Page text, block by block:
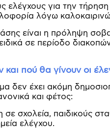
ελέγχους για την
λόγω
είναι η πρόληψη
σε περίοδο
πού θα γίνουν οι
δεν έχει ακόμη
και φέτος:
σχολεία, παιδικούς
ελέγχου.